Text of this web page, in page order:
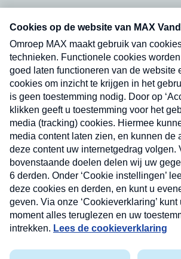
Neem hier een gratis
nieuwsbrief. Elke vrijdag- en
uw mailbox.
Privacyverklaring
Cookieverklaring
Nieuwsbrief
Neem hier een gratis abonnement
nieuwsbrief. Elke vrijdag- en